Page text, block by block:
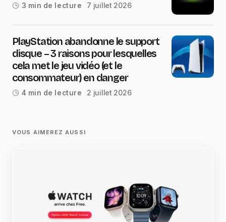
3 min de lecture 7 juillet 2026
PlayStation abandonne le support
disque – 3 raisons pour lesquelles
cela met le jeu vidéo (et le
consommateur) en danger
4 min de lecture 2 juillet 2026
VOUS AIMEREZ AUSSI